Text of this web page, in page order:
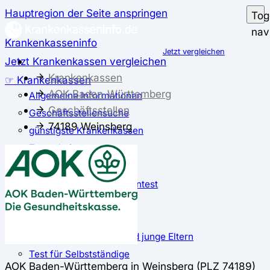
Hauptregion der Seite anspringen
Krankenkasseninfo
Jetzt Krankenkassen vergleichen
☞ Krankenkassen
Allgemeine Informationen
Geschäftsstellensuche
günstigste Krankenkassen
Zusatzbeitrag
✅ Krankenkassen Test
Der große Krankenkassentest
Test für Studierende
Test für Schwangere und junge Eltern
Test für Selbstständige
Jetzt vergleichen
Krankenkassen
AOK Baden-Württemberg
Geschäftsstellen
74189 Weinsberg
AOK Baden-Württemberg in Weinsberg (PLZ 74189)